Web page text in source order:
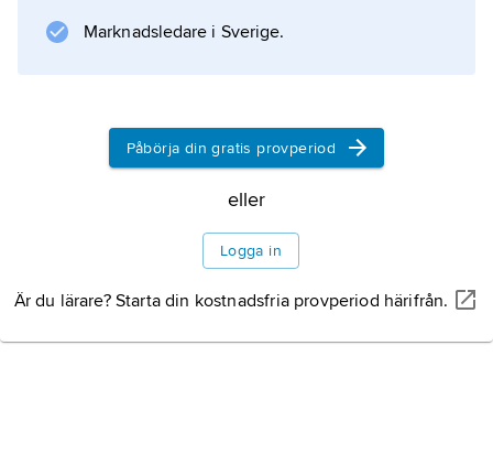
av algonkinspråket ojibwa.
Information om artikeln
Marknadsledare i Sverige.
Påbörja din gratis provperiod
eller
Logga in
Är du lärare? Starta din kostnadsfria provperiod härifrån.